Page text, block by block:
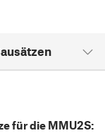
für die MMU2S: